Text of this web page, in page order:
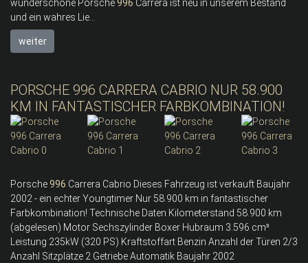
wunderschöne Porsche996 Carrera ist neu in unserem Bestand
und ein wahres Lie...
weiter
PORSCHE 996 CARRERA CABRIO NUR 58.900
KM IN FANTASTISCHER FARBKOMBINATION!
Porsche996 Carrera Cabrio Dieses Fahrzeug ist verkauft Baujahr
2002 - ein echter Youngtimer Nur 58.900 km in fantastischer
Farbkombination! Technische Daten Kilometerstand 58.900 km
(abgelesen) Motor Sechszylinder Boxer Hubraum 3.596 cm³
Leistung 235kW (320 PS) Kraftstoffart Benzin Anzahl der Türen 2/3
Anzahl Sitzplätze 2 Getriebe Automatik Baujahr 2002